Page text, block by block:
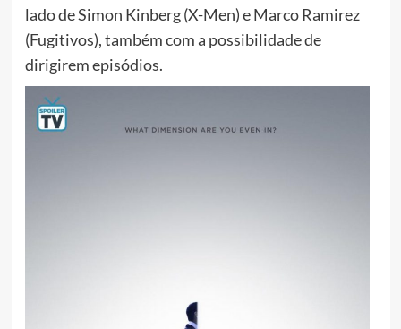
lado de Simon Kinberg (X-Men) e Marco Ramirez
(Fugitivos), também com a possibilidade de
dirigirem episódios.